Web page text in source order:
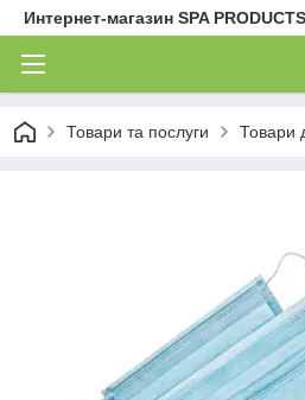
Интернет-магазин SPA
Товари та послуги Товари